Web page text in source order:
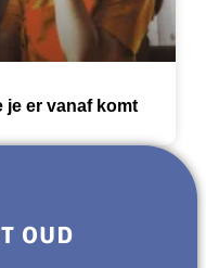
je er vanaf komt